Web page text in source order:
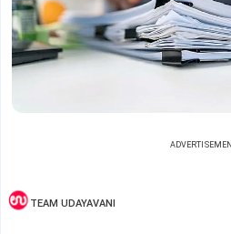
TEAM UDAYAVANI